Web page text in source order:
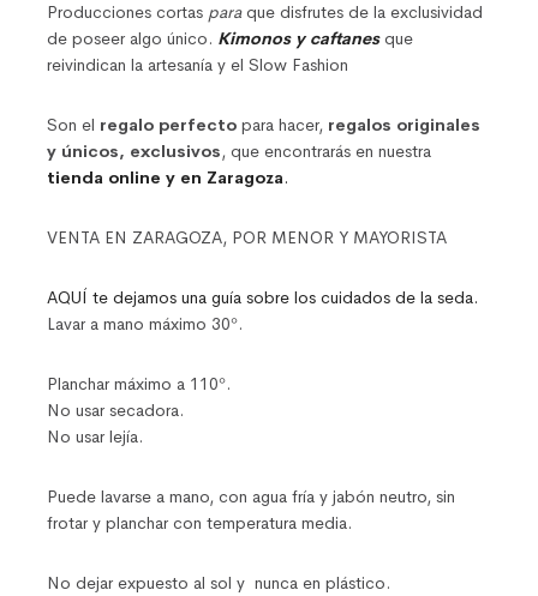
Producciones cortas paraque disfrutes de la exclusividad
de poseer algo único. Kimonos y caftanesque
reivindican la artesanía y el Slow Fashion
Son el regalo perfecto para hacer, regalos originales
y únicos, exclusivos, que encontrarás en nuestra
tienda online y en Zaragoza.
VENTA EN ZARAGOZA, POR MENOR Y MAYORISTA
AQUÍ te dejamos una guía sobre los cuidados de la seda.
Lavar a mano máximo 30º.
Planchar máximo a 110º.
No usar secadora.
No usar lejía.
Puede lavarse a mano, con agua fría y jabón neutro, sin
frotar y planchar con temperatura media.
No dejar expuesto al sol y nunca en plástico.